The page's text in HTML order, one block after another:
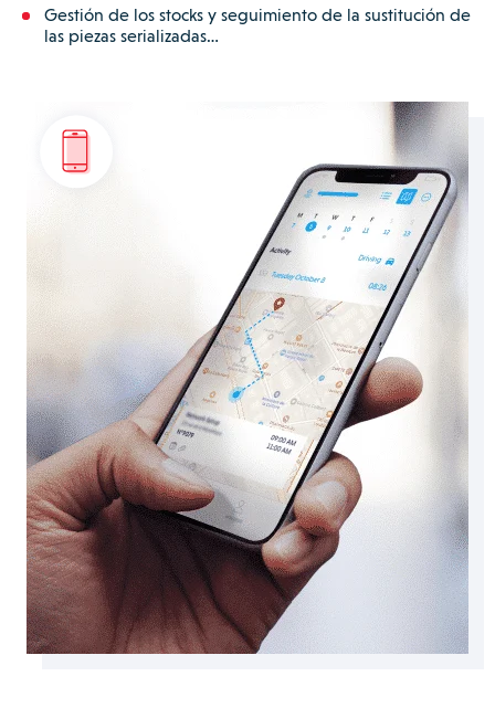
Gestión de los stocks y seguimiento de la sustitución de
las piezas serializadas…